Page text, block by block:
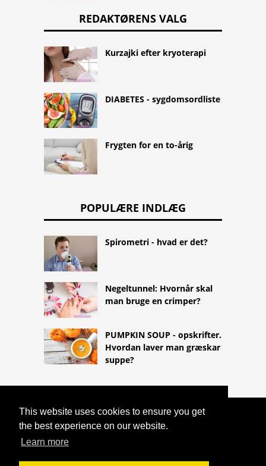
This website uses cookies to ensure you get
the best experience on our website.
Learn more
REDAKTØRENS VALG
Kurzajki efter kryoterapi
DIABETES - sygdomsordliste
Frygten for en to-årig
POPULÆRE INDLÆG
Spirometri - hvad er det?
Negeltunnel: Hvornår skal
man bruge en crimper?
PUMPKIN SOUP - opskrifter.
Hvordan laver man græskar
suppe?
COPYRIGHT 2026
HTTPS://LIFESTYLEMED.NET
SMERTEFULDT EKSEM (PUSTLER) PÅ
BALDERNE UNDER GRAVIDITET -
FOLLICULITIS?